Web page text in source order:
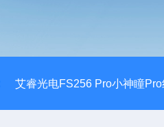
艾睿光电FS256 Pro小神瞳